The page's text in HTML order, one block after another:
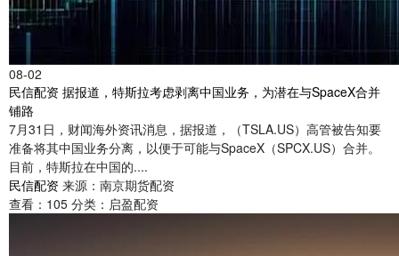
08-02
民信配资 据报道，特斯拉考虑剥离中国业务，为潜在与SpaceX合并
铺路
7月31日，财闻海外资讯消息，据报道，（TSLA.US）高管被告知要
准备将其中国业务分离，以便于可能与SpaceX（SPCX.US）合并。
目前，特斯拉在中国的....
民信配资 来源：南京期货配资
查看： 105 分类： 启盈配资